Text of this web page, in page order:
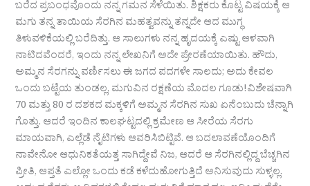
ಬರೆದ ಪ್ರಬಂಧವೊಂದು ನನ್ನ ಗಮನ ಸೆಳೆಯಿತು. ಶಿಕ್ಷಕರು ಕೊಟ್ಟ ವಿಷಯಕ್ಕೆ ಆ
ಮಗು ತನ್ನ ತಾಯಿಯ ಸೆರಗಿನ ಮಹತ್ವವನ್ನು ತನ್ನದೇ ಆದ ಮುಗ್ಧ
ತಿಳುವಳಿಕೆಯಲ್ಲಿ ಬರೆದಿತ್ತು. ಆ ಸಾಲುಗಳು ನನ್ನ ಹೃದಯಕ್ಕೆ ಎಷ್ಟು ಆಳವಾಗಿ
ನಾಟಿದವೆಂದರೆ, ಇಂದು ನನ್ನ ಲೇಖನಿಗೆ ಅದೇ ಪ್ರೇರಣೆಯಾಯಿತು. ಹೌದು,
ಅಮ್ಮನ ಸೆರಗನ್ನು ವರ್ಣಿಸಲು ಈ ಜಗದ ಪದಗಳೇ ಸಾಲದು; ಅದು ಕೇವಲ
ಒಂದು ಬಟ್ಟೆಯ ತುಂಡಲ್ಲ, ಮಗುವಿನ ರಕ್ಷಣೆಯ ಮೊದಲ ಗೂಡು!​ವಿಶೇಷವಾಗಿ
70 ಮತ್ತು 80 ರ ದಶಕದ ಮಕ್ಕಳಿಗೆ ಅಮ್ಮನ ಸೆರಗಿನ ಸುಖ ಏನೆಂಬುದು ಚೆನ್ನಾಗಿ
ಗೊತ್ತು. ಆದರೆ ಇಂದಿನ ಕಾಲಘಟ್ಟದಲ್ಲಿ ಕ್ರಮೇಣ ಆ ಸೀರೆಯ ಸೆರಗು
ಮಾಯವಾಗಿ, ಎಲ್ಲೆಡೆ ನೈಟಿಗಳು ಆವರಿಸಿಬಿಟ್ಟಿವೆ. ಆ ಬದಲಾವಣೆಯೊಂದಿಗೆ
ನಾವೇನೋ ಆಧುನಿಕತೆಯತ್ತ ಸಾಗಿದ್ದೇವೆ ನಿಜ, ಆದರೆ ಆ ಸೆರಗಿನಲ್ಲಿದ್ದ ಬೆಚ್ಚಗಿನ
ಪ್ರೀತಿ, ಆಪ್ತತೆ ಎಲ್ಲೋ ಒಂದು ಕಡೆ ಕಳೆದುಹೋಗುತ್ತಿದೆ ಅನಿಸುವುದು ಸುಳ್ಳಲ್ಲ.​